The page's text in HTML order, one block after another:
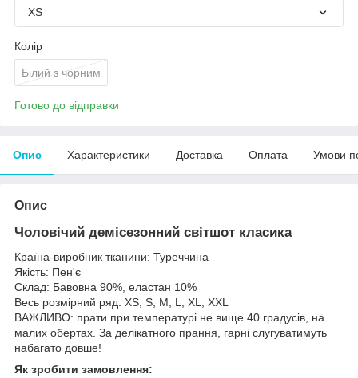
XS
Колір
Білий з чорним
Готово до відправки
Опис Характеристики Доставка Оплата Умови
Опис
Чоловічий демісезонний світшот класика
Країна-виробник тканини: Туреччина
Якість: Пен'є
Склад: Бавовна 90%, еластан 10%
Весь розмірний ряд: XS, S, M, L, XL, XXL
ВАЖЛИВО: прати при температурі не вище 40 градусів, на
малих обертах. За делікатного прання, гарні слугуватимуть
набагато довше!
Як зробити замовлення: